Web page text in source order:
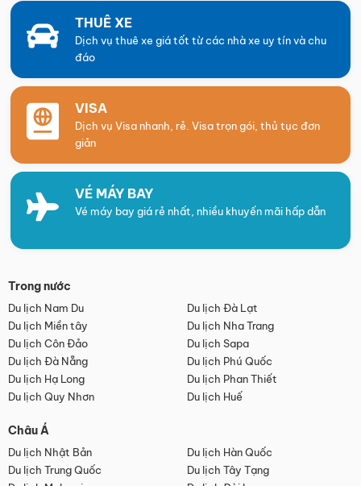
THUÊ XE
Dịch vụ thuê xe giá tốt từ các nhà xe uy tín và chu
đáo
VISA
Dịch vụ Visa nhanh, rẻ. Visa trọn gói, thủ tục đơn
giản
VÉ MÁY BAY
Vé máy bay giá rẻ nhất, nhiều khuyến mãi hấp dẫn
Trong nước
Du lịch Nam Du
Du lịch Đà Lạt
Du lịch Miền tây
Du lịch Nha Trang
Du lịch Côn Đảo
Du lịch Sapa
Du lịch Đà Nẵng
Du lịch Phú Quốc
Du lịch Hạ Long
Du lịch Phan Thiết
Du lịch Quy Nhơn
Du lịch Huế
Châu Á
Du lịch Nhật Bản
Du lịch Hàn Quốc
Du lịch Trung Quốc
Du lịch Tây Tạng